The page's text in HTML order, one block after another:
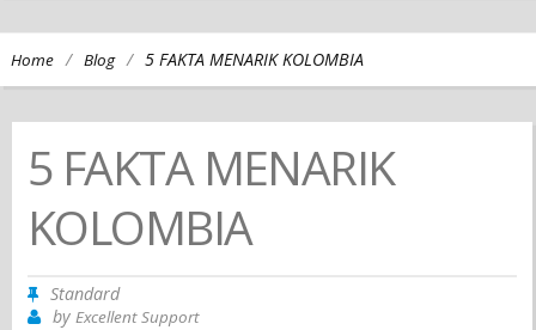
Home / Blog / 5 FAKTA MENARIK KOLOMBIA
5 FAKTA MENARIK
KOLOMBIA
Standard
byExcellent Support